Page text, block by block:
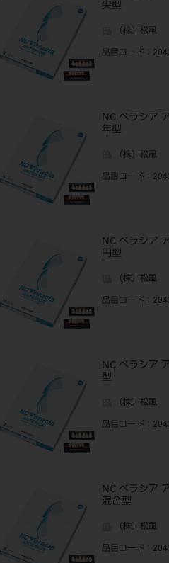
尖型
（株）松風
品目コード ：
NC ベラシ
年型
（株）松風
品目コード ：
NC ベラシ
円型
（株）松風
品目コード ：
NC ベラシ
型
（株）松風
品目コード ：
NC ベラシ
混合型
（株）松風
品目コード ：